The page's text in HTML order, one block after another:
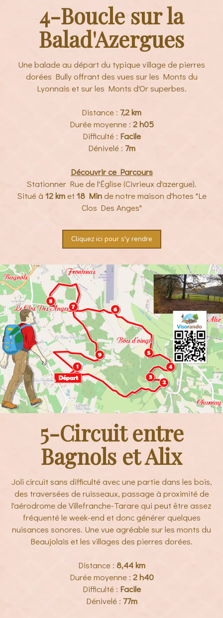
4-Boucle sur la
Balad'Azergues
Une balade au départ du typique village de pierres
dorées Bully offrant des vues sur les Monts du
Lyonnais et sur les Monts d'Or superbes.
Distance : 7,2 km
Durée moyenne : 2h05
Difficulté : Facile
Dénivelé : 7m
Découvrir ce Parcours
Stationner Rue de l'Église (Civrieux d'azergue).
Situé à 12 kmet 18 Minde notre maison d'hotes "Le
Clos Des Anges"
Cliquez ici pour s'y rendre
5-Circuit entre
Bagnols et Alix
Joli circuit sans difficulté avec une partie dans les bois,
des traversées de ruisseaux, passage à proximité de
l'aérodrome de Villefranche-Tarare qui peut être assez
fréquenté le week-end et donc générer quelques
nuisances sonores. Une vue agréable sur les monts du
Beaujolais et les villages des pierres dorées.
Distance : 8,44 km
Durée moyenne : 2h40
Difficulté : Facile
Dénivelé : 77m